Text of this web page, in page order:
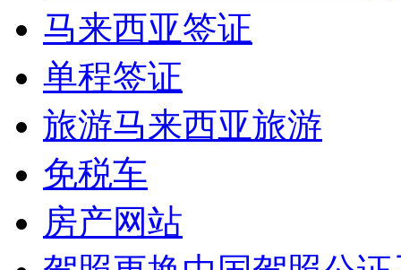
马来西亚签证
单程签证
旅游马来西亚旅游
免税车
房产网站